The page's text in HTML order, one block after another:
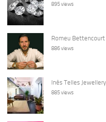
895 views
Romeu Bettencourt
886 views
Inês Telles Jewellery
885 views